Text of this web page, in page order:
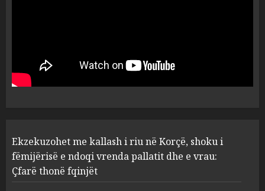
1
ndoqi vrenda pallatit dhe e
vrau: Çfarë thonë fqinjët
AUGUST 8, 2026
2
zjarresh në 8 qarqe
paralajmëron Instituti i
deri në 39°C
Ekzekuzohet me kallash i riu në Korçë, shoku i
fëmijërisë e ndoqi vrenda pallatit dhe e vrau:
Çfarë thonë fqinjët